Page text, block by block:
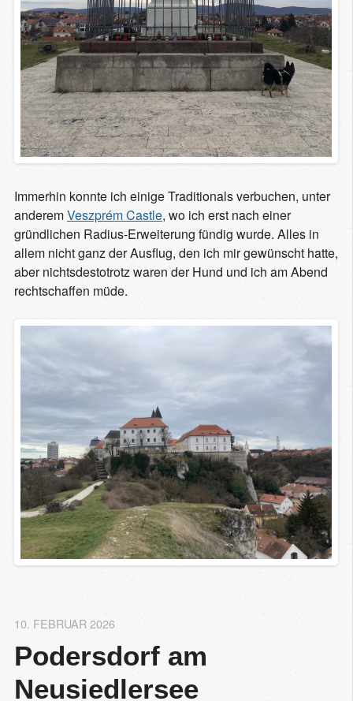
Immerhin konnte ich einige Traditionals verbuchen, unter
anderemVeszprém Castle, wo ich erst nach einer
gründlichen Radius-Erweiterung fündig wurde. Alles in
allem nicht ganz der Ausflug, den ich mir gewünscht hatte,
aber nichtsdestotrotz waren der Hund und ich am Abend
rechtschaffen müde.
Podersdorf am
Neusiedlersee
10. FEBRUAR 2026